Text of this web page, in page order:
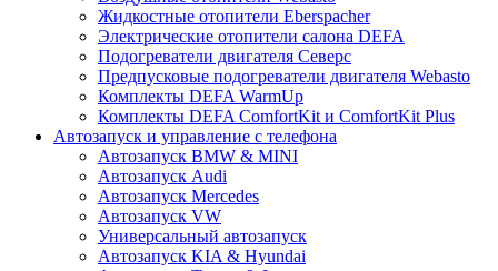
Жидкостные отопители Eberspacher
Электрические отопители салона DEFA
Подогреватели двигателя Северс
Предпусковые подогреватели двигателя Webasto
Комплекты DEFA WarmUp
Комплекты DEFA ComfortKit и ComfortKit Plus
Автозапуск и управление с телефона
Автозапуск BMW & MINI
Автозапуск Audi
Автозапуск Mercedes
Автозапуск VW
Универсальный автозапуск
Автозапуск KIA & Hyundai